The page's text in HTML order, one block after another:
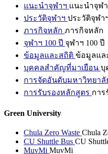
แนะนำจุฬาฯ แนะนำจุฬ
ประวัติจุฬาฯ ประวัติจุฬา
ภารกิจหลัก ภารกิจหลัก
จุฬาฯ 100 ปี จุฬาฯ 100 ปี
ข้อมูลและสถิติ ข้อมูลแล
บุคคลสำคัญที่มาเยือน บุ
การจัดอันดับมหาวิทยาลั
การรับรองหลักสูตร การ
Green University
Chula Zero Waste Chula
CU Shuttle Bus CU
MuvMi MuvMi